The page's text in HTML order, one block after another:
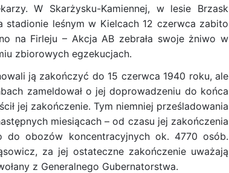
W Skarżysku-Kamiennej, w lesie Brzask
leśnym w Kielcach 12 czerwca zabito
na Firleju – Akcja AB zebrała swoje żniwo w
zbiorowych egzekucjach.
ją zakończyć do 15 czerwca 1940 roku, ale
zameldował o jej doprowadzeniu do końca
jej zakończenie. Tym niemniej prześladowania
miesiącach – od czasu jej zakończenia
obozów koncentracyjnych ok. 4770 osób.
za jej ostateczne zakończenie uważają
z Generalnego Gubernatorstwa.